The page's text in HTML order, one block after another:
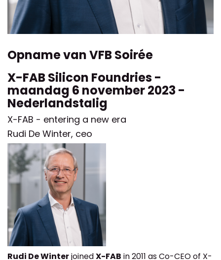
Opname van VFB Soirée
X-FAB Silicon Foundries -
maandag 6 november 2023 -
Nederlandstalig
X-FAB - entering a new era
Rudi De Winter, ceo
Rudi De WinterjoinedX-FAB in 2011 as Co-CEO of X-